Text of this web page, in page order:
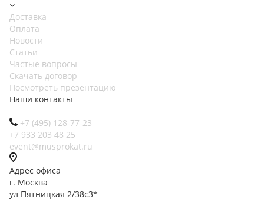
Доставка
Оплата
Новости
Статьи
Частые вопросы
Скачать договор
Посмотреть презентацию
Наши контакты
+7 (495) 128-77-23
+7 933 203 48 25
event@musprokat.ru
Адрес офиса
г. Москва
ул Пятницкая 2/38с3*